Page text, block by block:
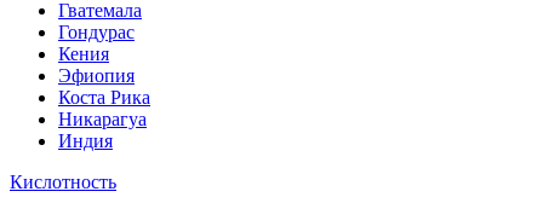
Гватемала
Гондурас
Кения
Эфиопия
Коста Рика
Никарагуа
Индия
Кислотность